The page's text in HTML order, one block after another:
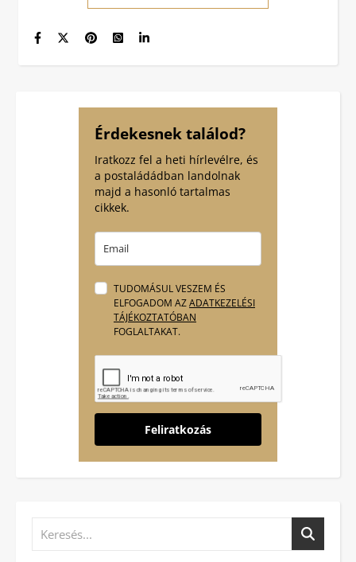
Érdekesnek találod?
Iratkozz fel a heti hírlevélre, és
a postaládádban landolnak
majd a hasonló tartalmas
cikkek.
TUDOMÁSUL VESZEM ÉS
ELFOGADOM AZADATKEZELÉSI
TÁJÉKOZTATÓBAN
FOGLALTAKAT.
Feliratkozás